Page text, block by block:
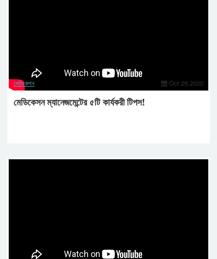
মেডিকেশন Oct 26,2020
মেডিকেসন ম্যানেজমেন্টের ৫টি কার্যকরী টিপস!